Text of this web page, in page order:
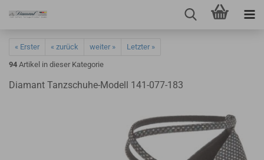
« Erster « zurück weiter »
Letzter »
94 Artikel in dieser Kategorie
Diamant Tanzschuhe-Modell 141-077-183